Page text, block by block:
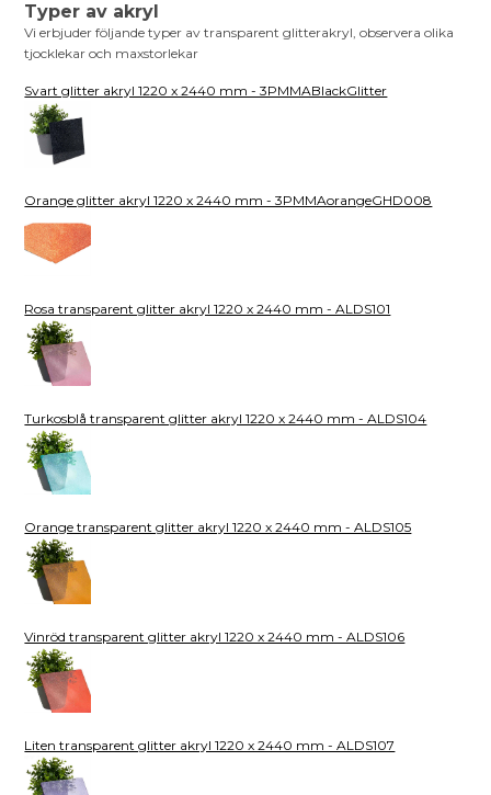
Typer av akryl
Vi erbjuder följande typer av transparent glitterakryl, observera olika
tjocklekar och maxstorlekar
Svart glitter akryl 1220 x 2440 mm - 3PMMABlackGlitter
Orange glitter akryl 1220 x 2440 mm - 3PMMAorangeGHD008
Rosa transparent glitter akryl 1220 x 2440 mm - ALDS101
Turkosblå transparent glitter akryl 1220 x 2440 mm - ALDS104
Orange transparent glitter akryl 1220 x 2440 mm - ALDS105
Vinröd transparent glitter akryl 1220 x 2440 mm - ALDS106
Liten transparent glitter akryl 1220 x 2440 mm - ALDS107